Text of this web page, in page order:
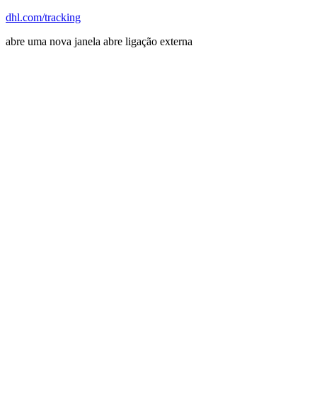
dhl.com/tracking
abre uma nova janela abre ligação externa